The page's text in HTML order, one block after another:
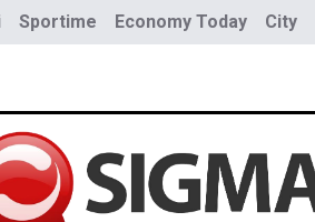
Sportime Economy Today City